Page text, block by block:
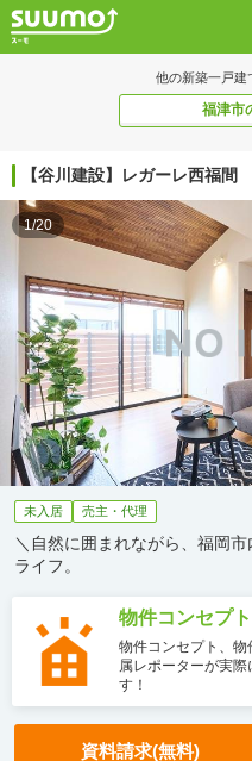
他の新築一戸建
福津市
【谷川建設】レガーレ西福間
1/20
未入居 売主・代理
＼自然に囲まれながら、福岡
ライフ。
物件コンセプト
物件コンセプト、
属レポーターが実
す！
資料請求(無料)